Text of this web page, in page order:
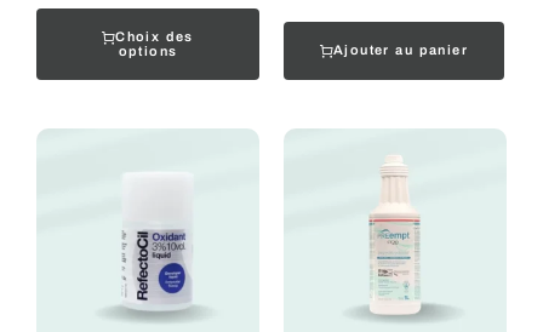
Choix des
options
Ajouter au panier